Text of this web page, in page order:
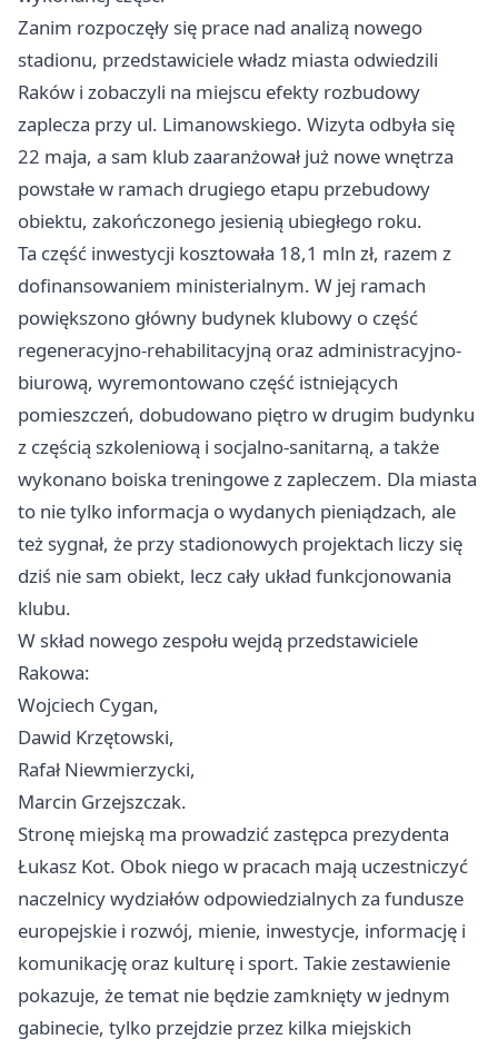
Zanim rozpoczęły się prace nad analizą nowego
stadionu, przedstawiciele władz miasta odwiedzili
Raków i zobaczyli na miejscu efekty rozbudowy
zaplecza przy ul. Limanowskiego. Wizyta odbyła się
22 maja, a sam klub zaaranżował już nowe wnętrza
powstałe w ramach drugiego etapu przebudowy
obiektu, zakończonego jesienią ubiegłego roku.
Ta część inwestycji kosztowała 18,1 mln zł, razem z
dofinansowaniem ministerialnym. W jej ramach
powiększono główny budynek klubowy o część
regeneracyjno-rehabilitacyjną oraz administracyjno-
biurową, wyremontowano część istniejących
pomieszczeń, dobudowano piętro w drugim budynku
z częścią szkoleniową i socjalno-sanitarną, a także
wykonano boiska treningowe z zapleczem. Dla miasta
to nie tylko informacja o wydanych pieniądzach, ale
też sygnał, że przy stadionowych projektach liczy się
dziś nie sam obiekt, lecz cały układ funkcjonowania
klubu.
W skład nowego zespołu wejdą przedstawiciele
Rakowa:
Wojciech Cygan,
Dawid Krzętowski,
Rafał Niewmierzycki,
Marcin Grzejszczak.
Stronę miejską ma prowadzić zastępca prezydenta
Łukasz Kot. Obok niego w pracach mają uczestniczyć
naczelnicy wydziałów odpowiedzialnych za fundusze
europejskie i rozwój, mienie, inwestycje, informację i
komunikację oraz kulturę i sport. Takie zestawienie
pokazuje, że temat nie będzie zamknięty w jednym
gabinecie, tylko przejdzie przez kilka miejskich